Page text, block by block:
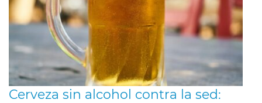
Cerveza sin alcohol contra la sed: